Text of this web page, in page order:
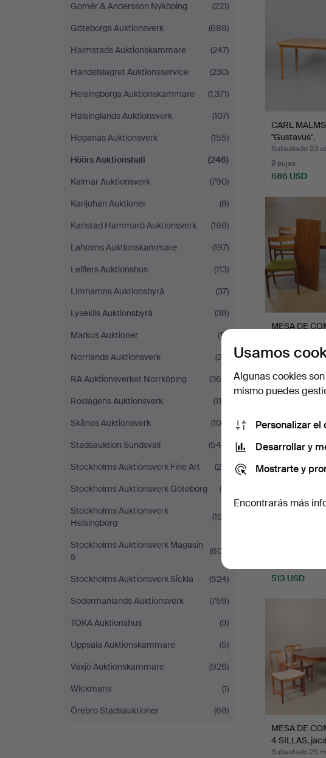
Gomér & Andersson Nyköping
(221)
Göteborgs Auktionsverk
(689)
Halmstads Auktionskammare
(247)
Handelslagret Auktionsservice
(230)
Helsingborgs Auktionskammare
(1.371)
Hälsinglands Auktionsverk
(107)
Höganäs Auktionsverk
(155)
Höörs Auktionshall
(246)
Kalmar Auktionsverk
(790)
Karljohan Auktioner
(8)
Karlstad Hammarö Auktionsverk
(198)
Laholms Auktionskammare
(197)
Leiflers Auktionshus
(113)
Limhamns Auktionsbyrå
(37)
Lysekils Auktionsbyrå
(38)
Markus Auktioner
(17)
Norrlands Auktionsverk
(22)
RA Auktionsverket Norrköping
(365)
Roslagens Auktionsverk
(110)
Skånes Auktionsverk
(104)
Stadsauktion Sundsvall
(549)
Stockholms Auktionsverk Fine Art
(25)
Stockholms Auktionsverk Göteborg
(8)
Stockholms Auktionsverk
Helsingborg
(197)
Stockholms Auktionsverk Magasin
5
(607)
Stockholms Auktionsverk Sickla
(524)
Södermanlands Auktionsverk
(759)
TOKA Auktionshus
(9)
Uppsala Auktionskammare
(5)
Växjö Auktionskammare
(926)
Wickmans
(1)
Örebro Stadsauktioner
(68)
CARL
"Gustavus".
Subastado 23
9 pujas
686 USD
MESA DE
Subastado 24
581 USD
513 USD
MESA DE
4 SILLAS,
Subastado 25
Usamos
Algunas cookies
mismo puedes
Personalizar el
Desarrollar y
Mostrarte y
Encontrarás más